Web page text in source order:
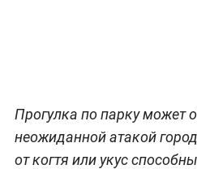
Прогулка по парку может
неожиданной атакой
от когтя или укус